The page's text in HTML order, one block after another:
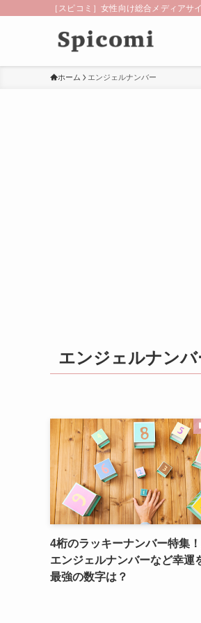
［スピコミ］女性向け総合メディアサ
ホーム エンジェルナンバー
エンジェルナンバ
4桁のラッキーナンバー特集！
エンジェルナンバーなど幸運
最強の数字は？